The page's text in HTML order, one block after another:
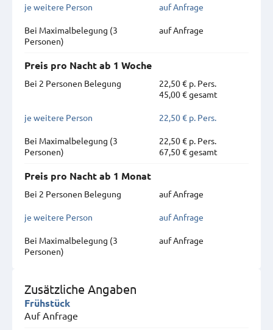
je weitere Person auf Anfrage
Bei Maximal­belegung (3
Personen)
auf Anfrage
Preis pro Nacht ab 1 Woche
Bei 2 Personen Belegung
22,50 € p. Pers.
45,00 € gesamt
je weitere Person 22,50 € p. Pers.
Bei Maximal­belegung (3
Personen)
22,50 € p. Pers.
67,50 € gesamt
Preis pro Nacht ab 1 Monat
Bei 2 Personen Belegung
auf Anfrage
je weitere Person auf Anfrage
Bei Maximal­belegung (3
Personen)
auf Anfrage
Zusätzliche Angaben
Frühstück
Auf Anfrage